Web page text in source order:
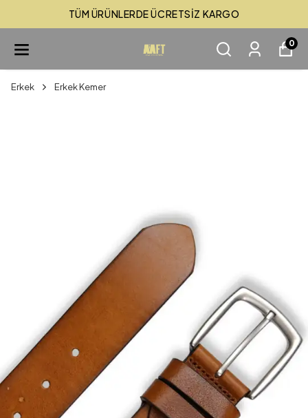
TÜM ÜRÜNLERDE ÜCRETSİZ KARGO
0
Erkek Erkek Kemer